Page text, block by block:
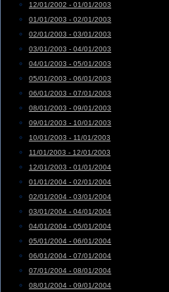
12/01/2002 - 01/01/2003
01/01/2003 - 02/01/2003
02/01/2003 - 03/01/2003
03/01/2003 - 04/01/2003
04/01/2003 - 05/01/2003
05/01/2003 - 06/01/2003
06/01/2003 - 07/01/2003
08/01/2003 - 09/01/2003
09/01/2003 - 10/01/2003
10/01/2003 - 11/01/2003
11/01/2003 - 12/01/2003
12/01/2003 - 01/01/2004
01/01/2004 - 02/01/2004
02/01/2004 - 03/01/2004
03/01/2004 - 04/01/2004
04/01/2004 - 05/01/2004
05/01/2004 - 06/01/2004
06/01/2004 - 07/01/2004
07/01/2004 - 08/01/2004
08/01/2004 - 09/01/2004